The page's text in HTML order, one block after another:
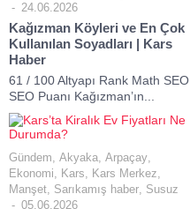
24.06.2026
Kağızman Köyleri ve En Çok
Kullanılan Soyadları | Kars
Haber
61 / 100 Altyapı Rank Math SEO
SEO Puanı Kağızman’ın...
Gündem, Akyaka, Arpaçay,
Ekonomi, Kars, Kars Merkez,
Manşet, Sarıkamış haber, Susuz
05.06.2026